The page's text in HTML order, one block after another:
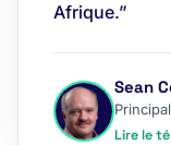
Afrique.”
Sean
Lire le